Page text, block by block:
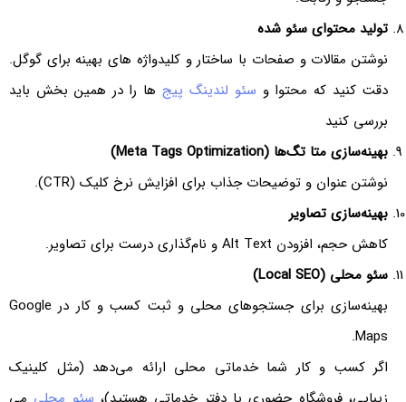
تولید محتوای سئو شده
نوشتن مقالات و صفحات با ساختار و کلیدواژه های بهینه برای گوگل.
دقت کنید که محتوا و سئو لندینگ پیج‌ها را در همین بخش باید
بررسی کنید
بهینه‌سازی متا تگ‌ها (Meta Tags Optimization)
نوشتن عنوان و توضیحات جذاب برای افزایش نرخ کلیک (CTR).
بهینه‌سازی تصاویر
کاهش حجم، افزودن Alt Text و نام‌گذاری درست برای تصاویر.
سئو محلی (Local SEO)
بهینه‌سازی برای جستجوهای محلی و ثبت کسب‌ و کار در Google
Maps.
اگر کسب‌ و کار شما خدماتی محلی ارائه می‌دهد (مثل کلینیک